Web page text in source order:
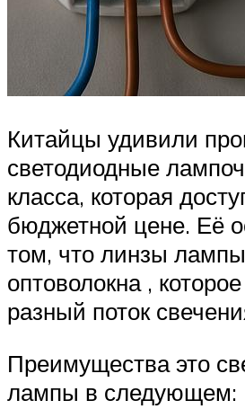
Китайцы удивили
светодиодные
класса, которая
бюджетной цене. Её
том, что линзы
оптоволокна ,
разный поток
Преимущества это
лампы в следующем: